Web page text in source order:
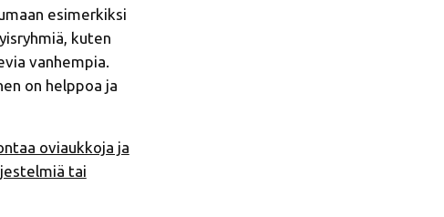
esimerkiksi
kuten
vanhempia.
on helppoa ja
oviaukkoja ja
tai